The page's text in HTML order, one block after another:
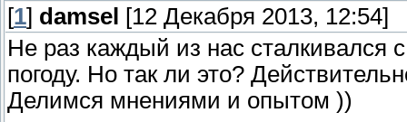
[1] damsel
[12 Декабря 2013, 12:54]
Не раз каждый из нас сталкивался
погоду. Но так ли это?
Делимся мнениями и опытом ))